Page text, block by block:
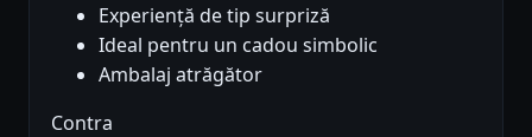
Experiență de tip surpriză
Ideal pentru un cadou simbolic
Ambalaj atrăgător
Contra